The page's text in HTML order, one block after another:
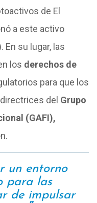
de El
a este activo
En su lugar, las
los derechos de
para que los
del Grupo
(GAFI),
un entorno
para las
de impulsar